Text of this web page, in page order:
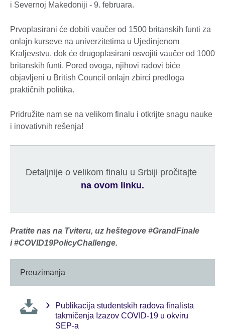
i Severnoj Makedoniji - 9. februara.
Prvoplasirani će dobiti vaučer od 1500 britanskih funti za
onlajn kurseve na univerzitetima u Ujedinjenom
Kraljevstvu, dok će drugoplasirani osvojiti vaučer od 1000
britanskih funti. Pored ovoga, njihovi radovi biće
objavljeni u British Council onlajn zbirci predloga
praktičnih politika.
Pridružite nam se na velikom finalu i otkrijte snagu nauke
i inovativnih rešenja!
Detaljnije o velikom finalu u Srbiji pročitajte
na ovom linku.
Pratite nas na Tviteru, uz heštegove #GrandFinale
i #COVID19PolicyChallenge.
Preuzimanja
Publikacija studentskih radova finalista
takmičenja Izazov COVID-19 u okviru
SEP-a